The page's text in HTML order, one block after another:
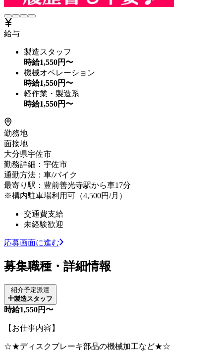
給与
製造スタッフ
時給1,550円〜
機械オペレーション
時給1,550円〜
軽作業・製造系
時給1,550円〜
勤務地
面接地
大分県宇佐市
勤務詳細：宇佐市
通勤方法：車/バイク
最寄り駅：豊前善光寺駅から車17分
※構内駐車場利用可（4,500円/月）
交通費支給
未経験歓迎
応募画面に進む
募集職種・詳細情報
紹介予定派遣
製造スタッフ
時給1,550円〜
【お仕事内容】
☆★ディスクブレーキ部品の機械加工など★☆